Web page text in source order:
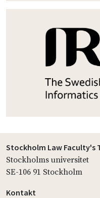
Stockholm Law Faculty's
Stockholms universitet
SE-106 91 Stockholm
Kontakt